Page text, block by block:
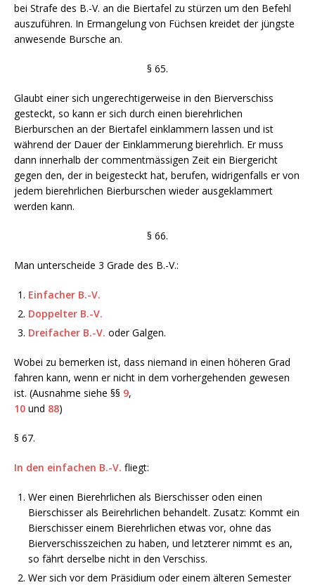
bei Strafe des B.-V. an die Biertafel zu stürzen um den Befehl
auszuführen. In Ermangelung von Füchsen kreidet der jüngste
anwesende Bursche an.
§ 65.
Glaubt einer sich ungerechtigerweise in den Bierverschiss
gesteckt, so kann er sich durch einen bierehrlichen
Bierburschen an der Biertafel einklammern lassen und ist
während der Dauer der Einklammerung bierehrlich. Er muss
dann innerhalb der commentmässigen Zeit ein Biergericht
gegen den, der in beigesteckt hat, berufen, widrigenfalls er von
jedem bierehrlichen Bierburschen wieder ausgeklammert
werden kann.
§ 66.
Man unterscheide 3 Grade des B.-V.:
Einfacher B.-V.
Doppelter B.-V.
Dreifacher B.-V. oder Galgen.
Wobei zu bemerken ist, dass niemand in einen höheren Grad
fahren kann, wenn er nicht in dem vorhergehenden gewesen
ist. (Ausnahme siehe §§ 9,
10 und 88)
§ 67.
In den einfachen B.-V. fliegt:
Wer einen Bierehrlichen als Bierschisser oden einen
Bierschisser als Beirehrlichen behandelt. Zusatz: Kommt ein
Bierschisser einem Bierehrlichen etwas vor, ohne das
Bierverschisszeichen zu haben, und letzterer nimmt es an,
so fährt derselbe nicht in den Verschiss.
Wer sich vor dem Präsidium oder einem älteren Semester